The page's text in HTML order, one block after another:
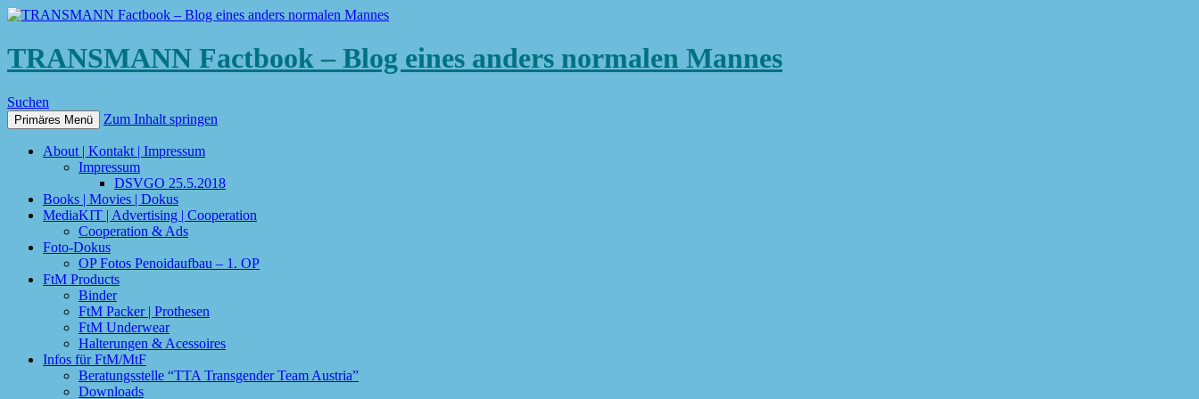
TRANSMANN Factbook – Blog eines anders normalen Mannes
Suchen
Primäres Menü Zum Inhalt springen
About | Kontakt | Impressum
Impressum
DSVGO 25.5.2018
Books | Movies | Dokus
MediaKIT | Advertising | Cooperation
Cooperation & Ads
Foto-Dokus
OP Fotos Penoidaufbau – 1. OP
FtM Products
Binder
FtM Packer | Prothesen
FtM Underwear
Halterungen & Acessoires
Infos für FtM/MtF
Beratungsstelle “TTA Transgender Team Austria”
Downloads